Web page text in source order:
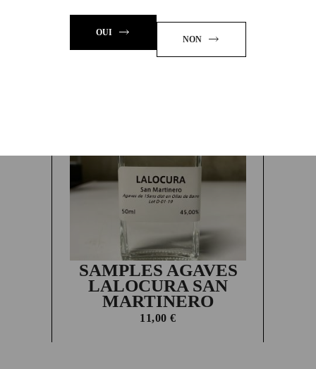
OUI
NON
8,00€
SAMPLES AGAVES
LALOCURA SAN
MARTINERO
11,00€